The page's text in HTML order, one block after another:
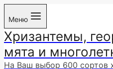
Перейти
содержимому
Меню
Хризантемы,
мята и
На Ваш выбор 600 сортов